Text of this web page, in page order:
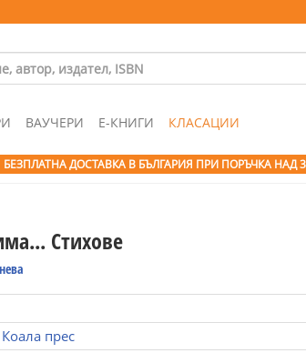
ВАУЧЕРИ Е-КНИГИ КЛАСАЦИИ
БЕЗПЛАТНА ДОСТАВКА В БЪЛГАРИЯ ПРИ ПОРЪЧКА НАД
Стихове
Коала прес